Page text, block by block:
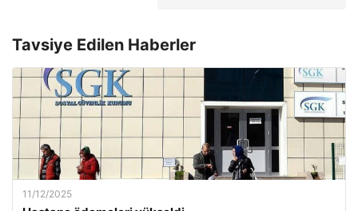
Tavsiye Edilen Haberler
11/12/2025